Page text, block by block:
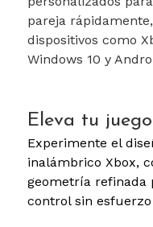
pareja
dispositivos como
Windows 10 y
Eleva tu juego
Experimente el
inalámbrico Xbox,
geometría refinada
control sin